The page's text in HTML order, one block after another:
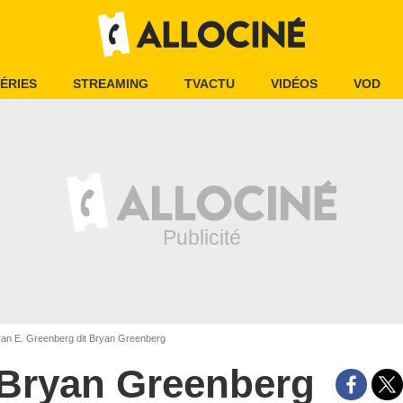
STREAMING TVACTU VIDÉOS VOD
E. Greenberg dit Bryan Greenberg
Greenberg